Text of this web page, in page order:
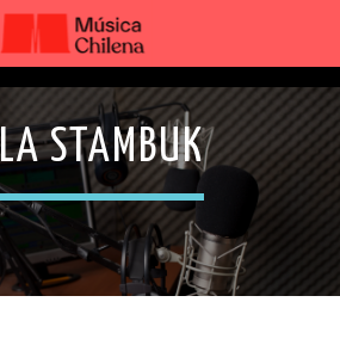
STAMBUK